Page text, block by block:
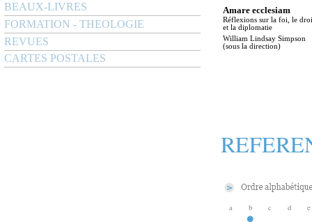
BEAUX-LIVRES
FORMATION - THEOLOGIE
REVUES
CARTES POSTALES
Amare ecclesiam
Réflexions sur la foi, le
et la diplomatie
William Lindsay Simpson
(sous la direction)
a b c d e